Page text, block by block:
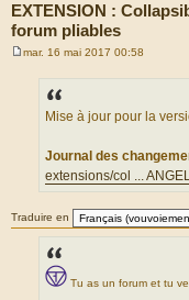
EXTENSION :
forum pliables
mar. 16 mai 2017 00:58
Mise à jour pour la
Journal des
extensions/col ...
Traduire en
Tu as un forum et tu